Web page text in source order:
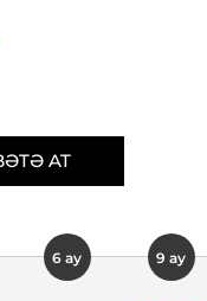
AT
6 ay 9 ay